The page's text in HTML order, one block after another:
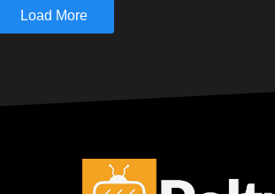
Load More